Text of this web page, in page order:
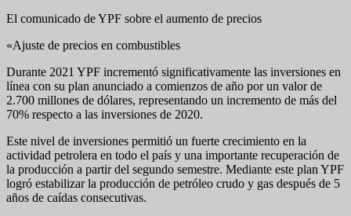
El comunicado de YPF sobre el aumento de precios
«Ajuste de precios en combustibles
Durante 2021 YPF incrementó significativamente las inversiones en
línea con su plan anunciado a comienzos de año por un valor de
2.700 millones de dólares, representando un incremento de más del
70% respecto a las inversiones de 2020.
Este nivel de inversiones permitió un fuerte crecimiento en la
actividad petrolera en todo el país y una importante recuperación de
la producción a partir del segundo semestre. Mediante este plan YPF
logró estabilizar la producción de petróleo crudo y gas después de 5
años de caídas consecutivas.